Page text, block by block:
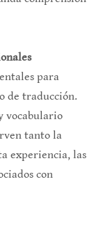
para
de traducción.
vocabulario
tanto la
experiencia, las
con